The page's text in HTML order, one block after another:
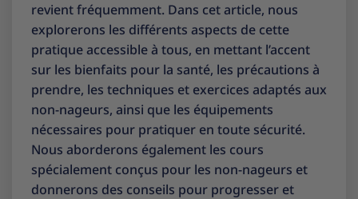
revient fréquemment. Dans cet article, nous
explorerons les différents aspects de cette
pratique accessible à tous, en mettant l’accent
sur les bienfaits pour la santé, les précautions à
prendre, les techniques et exercices adaptés aux
non-nageurs, ainsi que les équipements
nécessaires pour pratiquer en toute sécurité.
Nous aborderons également les cours
spécialement conçus pour les non-nageurs et
donnerons des conseils pour progresser et